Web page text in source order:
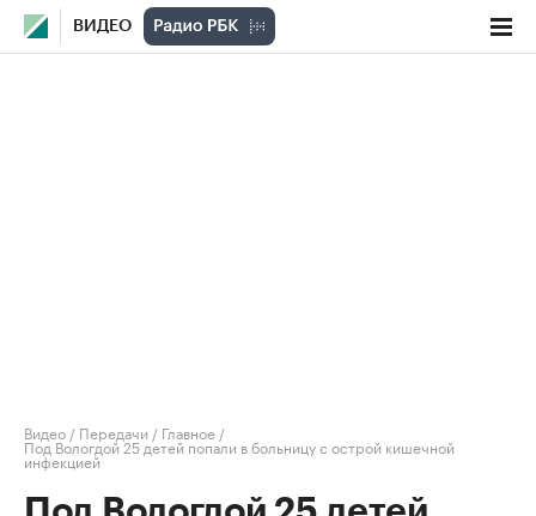
ВИДЕО
Видео / Передачи / Главное /
Под Вологдой 25 детей попали в больницу с острой кишечной
инфекцией